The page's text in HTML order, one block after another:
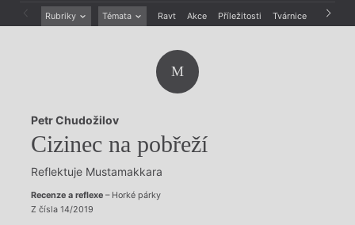
Rubriky Témata Ravt Akce Příležitosti Tvárnice Archiv
Rozhovory
Dokument
Výroční ceny
M
Petr Chudožilov
Cizinec na pobřeží
Reflektuje Mustamakkara
Recenze a reflexe– Horké párky
Z čísla 14/2019